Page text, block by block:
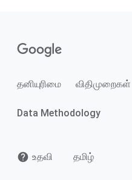
தனியுரிமை விதிமுறைகள்
Data Methodology
உதவி